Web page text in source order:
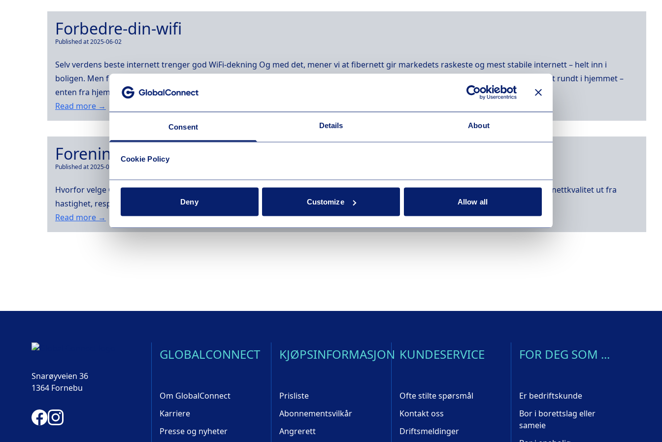
Consent Details About
Cookie Policy
Deny Customize Allow all
Forbedre-din-wifi
Published at 2025-06-02
Selv verdens beste internett trenger god WiFi-dekning Og med det, mener vi at fibernett gir markedets raskeste og mest stabile internett – helt inn i
boligen. Men for at du skal få fullt utbytte, må de trådløse WiFi-signalene også være optimale. Det trådløse nettet, WiFi, sprer internett rundt i hjemmet –
enten fra hjemmesentralen eller […]
Read more →
Foreninger
Published at 2025-04-25
Hvorfor velge GlobalConnect *Basert på analyse fra Ookla® of Speedtest Intelligence®-data for 3. og 4. kvartal 2024, som måler internettkvalitet ut fra
hastighet, responstid og brukeropplevelse ved surfing og strømming. Meld interesse Flere tjenester
Read more →
Snarøyveien 36
1364 Fornebu
GLOBALCONNECT
Om GlobalConnect
Karriere
Presse og nyheter
KJØPSINFORMASJON
Prisliste
Abonnementsvilkår
Angrerett
KUNDESERVICE
Ofte stilte spørsmål
Kontakt oss
Driftsmeldinger
FOR DEG SOM ...
Er bedriftskunde
Bor i borettslag eller
sameie